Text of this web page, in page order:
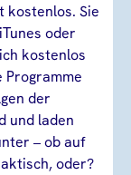
kostenlos. Sie
oder
kostenlos
der
und laden
– ob auf
oder?